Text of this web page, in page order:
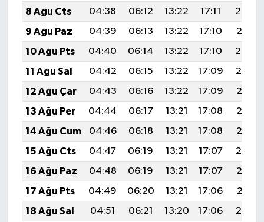
8 Ağu Cts
04:38 06:12 13:22 17:11
20:22
9 Ağu Paz
04:39 06:13 13:22 17:10
20:21
10 Ağu Pts
04:40 06:14 13:22 17:10
20:20
11 Ağu Sal
04:42 06:15 13:22 17:09
20:19
12 Ağu Çar
04:43 06:16 13:22 17:09
20:17
13 Ağu Per
04:44 06:17 13:21 17:08
20:16
14 Ağu Cum
04:46 06:18 13:21 17:08
20:15
15 Ağu Cts
04:47 06:19 13:21 17:07
20:14
16 Ağu Paz
04:48 06:19 13:21 17:07
20:12
17 Ağu Pts
04:49 06:20 13:21 17:06
20:11
18 Ağu Sal
04:51 06:21 13:20 17:06
20:10